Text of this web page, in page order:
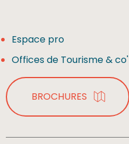
Espace pro
Offices de Tourisme & co'
BROCHURES